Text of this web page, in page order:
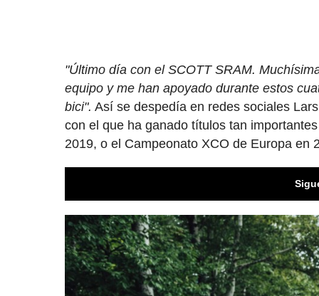
"Último día con el SCOTT SRAM.
equipo y me han apoyado durante estos
bici". Así se despedía en redes sociales
con el que ha ganado títulos tan
2019, o el Campeonato XCO de Europa en